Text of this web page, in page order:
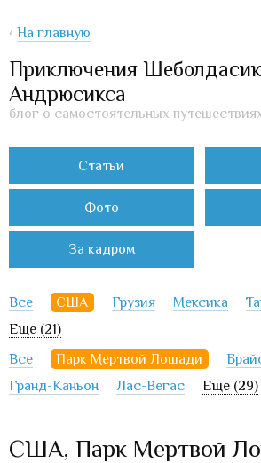
‹ На главную
Приключения
Андрюсикса
блог о самостоятельных
Статьи
Фото
За кадром
Все США Грузия Мексика
Еще (21)
Все
Парк Мертвой Лошади
Гранд-Каньон
Лас-Вегас Еще (29)
США, Парк Мертвой